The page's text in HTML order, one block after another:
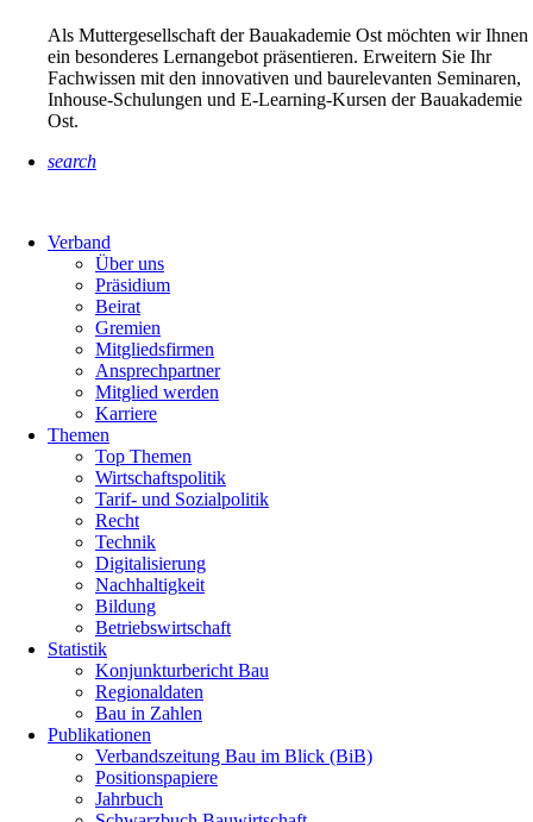
Als Muttergesellschaft der Bauakademie Ost möchten wir Ihnen
ein besonderes Lernangebot präsentieren. Erweitern Sie Ihr
Fachwissen mit den innovativen und baurelevanten Seminaren,
Inhouse-Schulungen und E-Learning-Kursen der Bauakademie
Ost.
search
Verband
Über uns
Präsidium
Beirat
Gremien
Mitgliedsfirmen
Ansprechpartner
Mitglied werden
Karriere
Themen
Top Themen
Wirtschaftspolitik
Tarif- und Sozialpolitik
Recht
Technik
Digitalisierung
Nachhaltigkeit
Bildung
Betriebswirtschaft
Statistik
Konjunkturbericht Bau
Regionaldaten
Bau in Zahlen
Publikationen
Verbandszeitung Bau im Blick (BiB)
Positionspapiere
Jahrbuch